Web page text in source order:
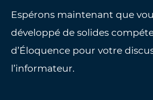
Espérons maintenant que
développé de solides
d’Éloquence pour votre
l’informateur.